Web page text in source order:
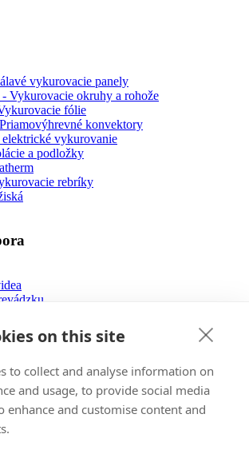
vykurovacie panely
Vykurovacie okruhy a rohože
fólie
konvektory
elektrické vykurovanie
a podložky
rebríky
vykurovania
domy
on this site
to collect and analyse information on
and usage, to provide social media
enhance and customise content and